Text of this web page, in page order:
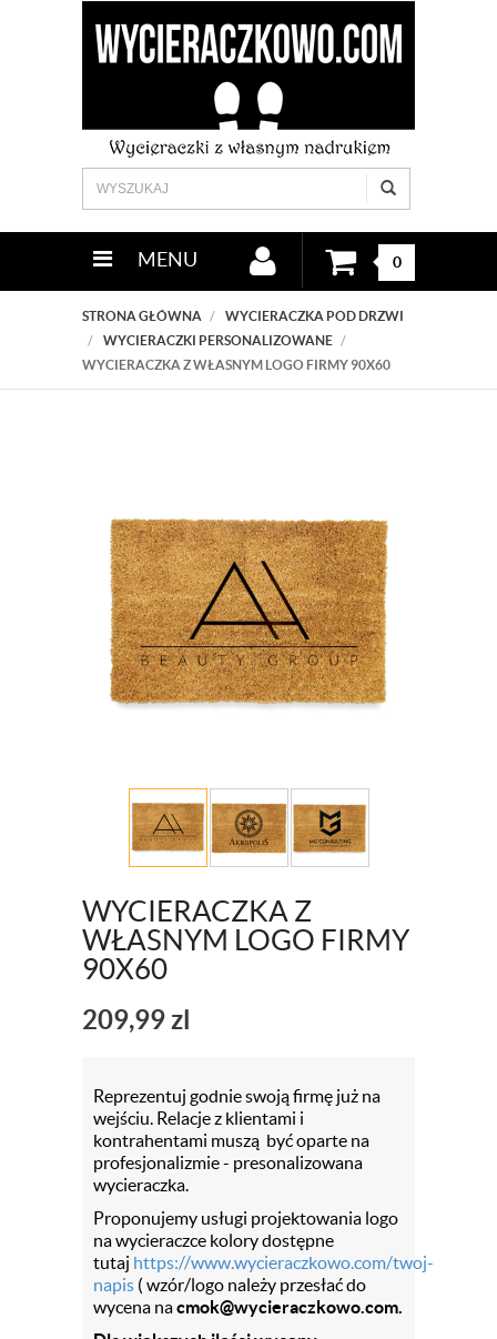
MENU 0
STRONA GŁÓWNA
WYCIERACZKA POD DRZWI
WYCIERACZKI PERSONALIZOWANE
WYCIERACZKA Z WŁASNYM LOGO FIRMY 90X60
WYCIERACZKA Z
WŁASNYM LOGO FIRMY
90X60
209,99zl
Reprezentuj godnie swoją firmę już na
wejściu. Relacje z klientami i
kontrahentami muszą być oparte na
profesjonalizmie - presonalizowana
wycieraczka.
Proponujemy usługi projektowania logo
na wycieraczce kolory dostępne
tutaj https://www.wycieraczkowo.com/twoj-
napis ( wzór/logo należy przesłać do
wycena nacmok@wycieraczkowo.com.